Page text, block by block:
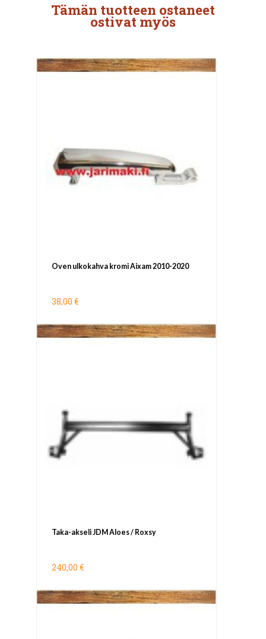
Tämän tuotteen ostaneet
ostivat myös
Oven ulkokahva kromi Aixam 2010-2020
38,00 €
Taka-akseli JDM Aloes / Roxsy
240,00 €